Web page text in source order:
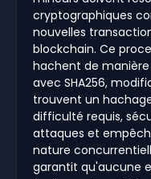
cryptographiques
nouvelles
blockchain. Ce
hachent de
avec SHA256,
trouvent un
difficulté requis,
attaques et
nature
garantit qu'aucune